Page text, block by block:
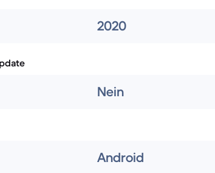
2020
Nein
Android